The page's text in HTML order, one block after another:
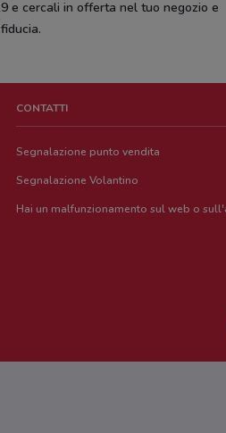
e cercali in offerta nel tuo negozio e
CONTATTI
Segnalazione punto vendita
Segnalazione Volantino
Hai un malfunzionamento sul web o